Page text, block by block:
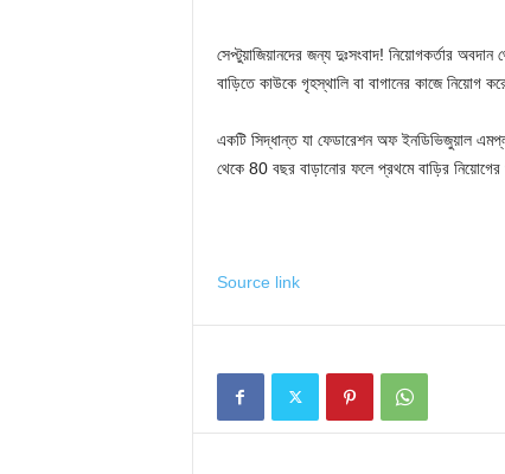
সেপ্টুয়াজিয়ানদের জন্য দুঃসংবাদ! নিয়োগকর্তার
বাড়িতে কাউকে গৃহস্থালি বা বাগানের কাজে নিয়োগ
একটি সিদ্ধান্ত যা ফেডারেশন অফ ইনডিভিজুয়াল
থেকে 80 বছর বাড়ানোর ফলে প্রথমে বাড়ির নিয়োগের
Source link